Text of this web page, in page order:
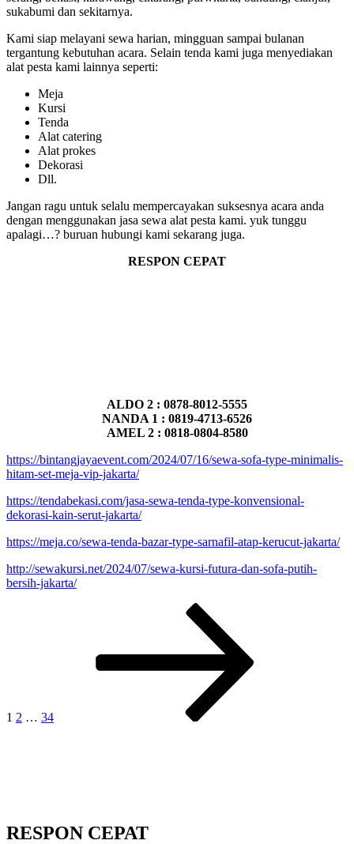
sukabumi dan sekitarnya.
Kami siap melayani sewa harian, mingguan sampai bulanan
tergantung kebutuhan acara. Selain tenda kami juga menyediakan
alat pesta kami lainnya seperti:
Meja
Kursi
Tenda
Alat catering
Alat prokes
Dekorasi
Dll.
Jangan ragu untuk selalu mempercayakan suksesnya acara anda
dengan menggunakan jasa sewa alat pesta kami. yuk tunggu
apalagi…? buruan hubungi kami sekarang juga.
RESPON CEPAT
ALDO 2 : 0878-8012-5555
NANDA 1 : 0819-4713-6526
AMEL 2 : 0818-0804-8580
https://bintangjayaevent.com/2024/07/16/sewa-sofa-type-minimalis-
hitam-set-meja-vip-jakarta/
https://tendabekasi.com/jasa-sewa-tenda-type-konvensional-
dekorasi-kain-serut-jakarta/
https://meja.co/sewa-tenda-bazar-type-sarnafil-atap-kerucut-jakarta/
http://sewakursi.net/2024/07/sewa-kursi-futura-dan-sofa-putih-
bersih-jakarta/
1 2 … 34
RESPON CEPAT